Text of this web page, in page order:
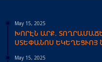
May 15, 2025
ԽՈՐԷՆ ԱՐՔ.
ՍՏԵՓԱՆՈՍ ԵԿԵՂԵՑՒՈՅ
May 15, 2025